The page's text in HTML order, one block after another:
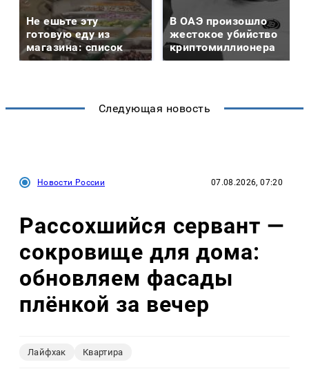
Не ешьте эту
готовую еду из
магазина: список
В ОАЭ произошло
жестокое убийство
криптомиллионера
Следующая новость
Новости России 07.08.2026, 07:20
Рассохшийся сервант —
сокровище для дома:
обновляем фасады
плёнкой за вечер
Лайфхак Квартира